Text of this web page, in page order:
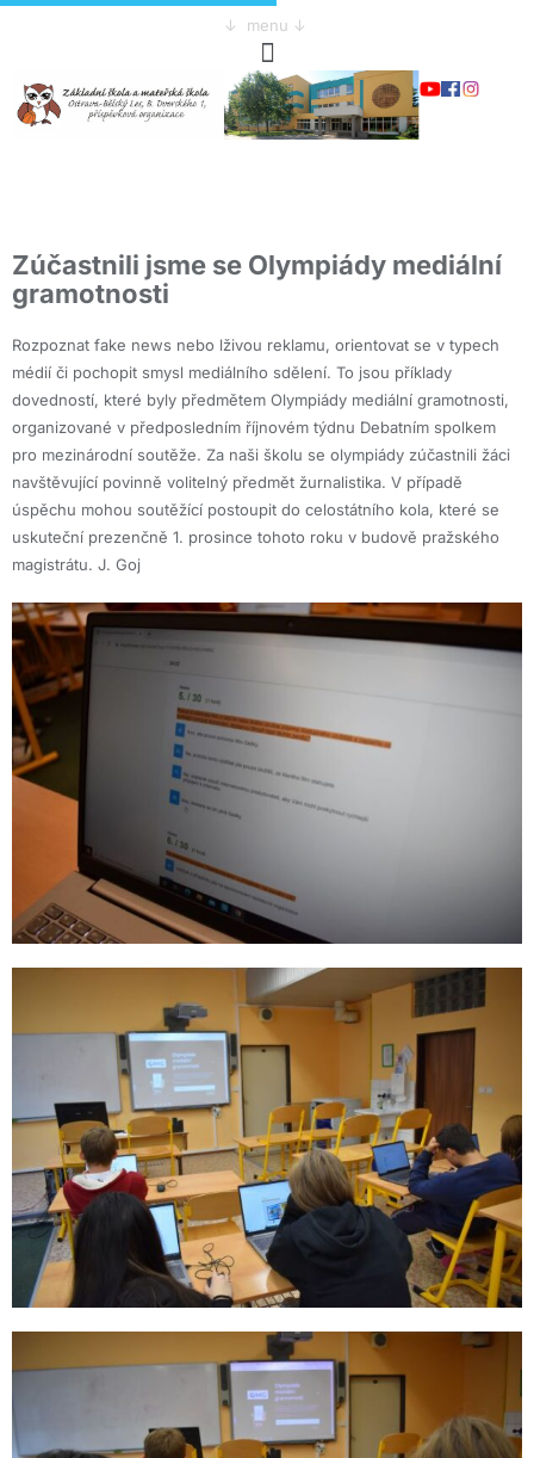
↓ menu ↓
Zúčastnili jsme se Olympiády mediální
gramotnosti
Rozpoznat fake news nebo lživou reklamu, orientovat se v typech
médií či pochopit smysl mediálního sdělení. To jsou příklady
dovedností, které byly předmětem Olympiády mediální gramotnosti,
organizované v předposledním říjnovém týdnu Debatním spolkem
pro mezinárodní soutěže. Za naši školu se olympiády zúčastnili žáci
navštěvující povinně volitelný předmět žurnalistika. V případě
úspěchu mohou soutěžící postoupit do celostátního kola, které se
uskuteční prezenčně 1. prosince tohoto roku v budově pražského
magistrátu. J. Goj